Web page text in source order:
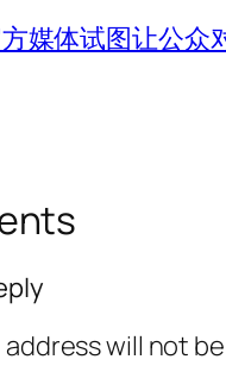
媒体试图让公众
address will not